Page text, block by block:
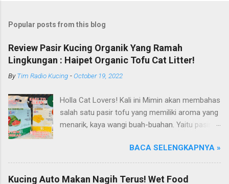
Popular posts from this blog
Review Pasir Kucing Organik Yang Ramah
Lingkungan : Haipet Organic Tofu Cat Litter!
ByTim Radio Kucing -October 19, 2022
Holla Cat Lovers! Kali ini Mimin akan membahas
salah satu pasir tofu yang memiliki aroma yang
menarik, kaya wangi buah-buahan. Yaitu pasir
Haipet merupakan salah satu merk produk
kucing yang diproduksi oleh PT. Arthacat Tirta
Surya, Indonesia. Perusahaan ini bergerak di
BACA SELENGKAPNYA »
Kucing Auto Makan Nagih Terus! Wet Food